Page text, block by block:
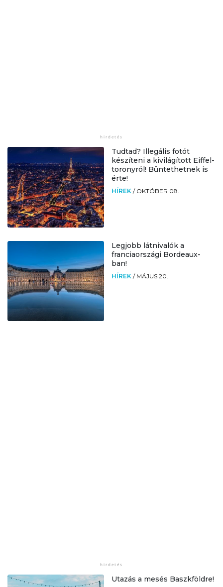
Tudtad? Illegális fotót
készíteni a kivilágított Eiffel-
toronyról! Büntethetnek is
érte!
HÍREK / OKTÓBER 08.
Legjobb látnivalók a
franciaországi Bordeaux-
ban!
HÍREK / MÁJUS 20.
Utazás a mesés Baszkföldre!